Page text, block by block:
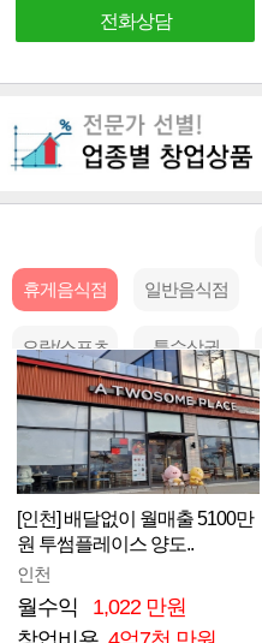
전화상담
휴게음식점 일반음식점
오락/스포츠 특수상권
[인천] 배달없이 월매출 5100만
원 투썸플레이스 양도..
인천
월수익
1,022 만원